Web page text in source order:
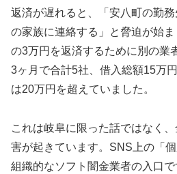
返済が遅れると、「安八町の勤
の家族に連絡する」と脅迫が始
の3万円を返済するために別の業
3ヶ月で合計5社、借入総額15万
は20万円を超えていました。
これは岐阜に限った話ではなく
害が起きています。SNS上の「個
組織的なソフト闇金業者の入口で